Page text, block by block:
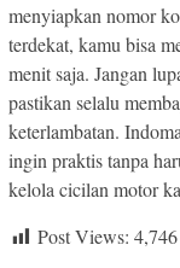
menyiapkan nomor
terdekat, kamu bisa
menit saja. Jangan
pastikan selalu
keterlambatan.
ingin praktis tanpa
kelola cicilan motor
Post Views: 4,746